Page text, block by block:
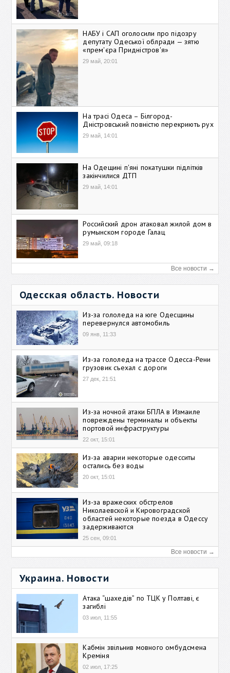
НАБУ і САП оголосили про підозру
депутату Одеської облради — зятю
«прем'єра Придністров'я»
29 май, 20:01
На трасі Одеса – Білгород-
Дністровський повністю перекриють рух
29 май, 14:01
На Одещині п'яні покатушки підлітків
закінчилися ДТП
29 май, 14:01
Российский дрон атаковал жилой дом в
румынском городе Галац
29 май, 09:18
Все новости →
Одесская область. Новости
Из-за гололеда на юге Одесщины
перевернулся автомобиль
09 янв, 11:33
Из-за гололеда на трассе Одесса-Рени
грузовик съехал с дороги
27 дек, 21:51
Из-за ночной атаки БПЛА в Измаиле
повреждены терминалы и объекты
портовой инфраструктуры
22 окт, 15:01
Из-за аварии некоторые одесситы
остались без воды
20 окт, 15:01
Из-за вражеских обстрелов
Николаевской и Кировоградской
областей некоторые поезда в Одессу
задерживаются
25 сен, 09:01
Все новости →
Украина. Новости
Атака “шахедів” по ТЦК у Полтаві, є
загиблі
03 июл, 11:55
Кабмін звільнив мовного омбудсмена
Креміня
02 июл, 17:25